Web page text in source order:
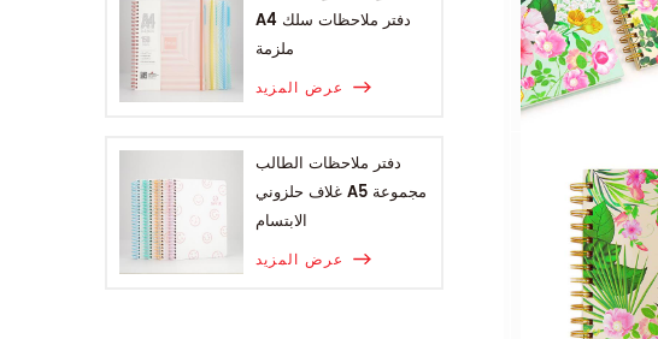
A4 دفتر ملاحظات سلك
ملزمة
عرض المزيد
دفتر ملاحظات الطالب
غلاف حلزوني A5 مجموعة
الابتسام
عرض المزيد